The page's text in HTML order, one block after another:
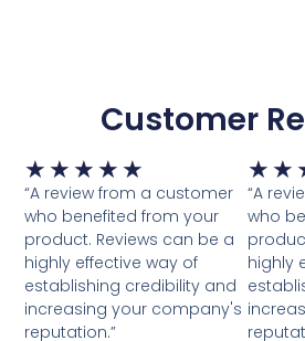
Customer
★ ★ ★ ★ ★ Waardering
5
van
5
“A review from a customer
who benefited from your
product. Reviews can be a
highly effective way of
establishing credibility and
increasing your company's
reputation.”
★ ★
“A
who
highly